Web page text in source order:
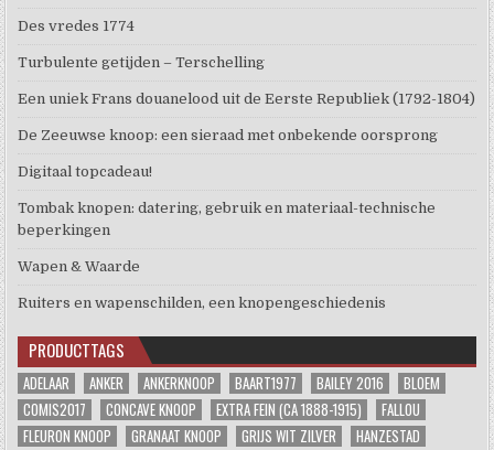
Des vredes 1774
Turbulente getijden – Terschelling
Een uniek Frans douanelood uit de Eerste Republiek (1792-1804)
De Zeeuwse knoop: een sieraad met onbekende oorsprong
Digitaal topcadeau!
Tombak knopen: datering, gebruik en materiaal-technische
beperkingen
Wapen & Waarde
Ruiters en wapenschilden, een knopengeschiedenis
PRODUCTTAGS
ADELAAR ANKER ANKERKNOOP BAART1977 BAILEY 2016
BLOEM
COMIS2017
CONCAVE KNOOP EXTRA FEIN (CA 1888-1915)
FALLOU
FLEURON KNOOP
GRANAAT KNOOP GRIJS WIT ZILVER HANZESTAD